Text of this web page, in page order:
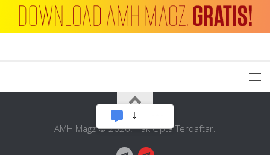
AMH Magz © 2026. Hak Cipta Terdaftar.